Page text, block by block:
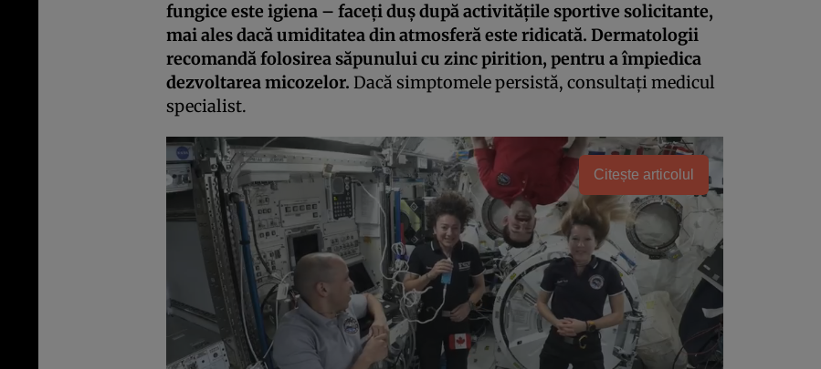
fungice este igiena – faceţi duş după activităţile sportive solicitante,
mai ales dacă umiditatea din atmosferă este ridicată. Dermatologii
recomandă folosirea săpunului cu zinc pirition, pentru a împiedica
dezvoltarea micozelor. Dacă simptomele persistă, consultaţi medicul
specialist.
Citește articolul